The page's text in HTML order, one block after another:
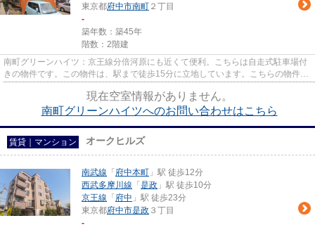
東京都府中市南町 ２丁目
-
築年数：築45年
階数：2階建
南町グリーンハイツ：京王線分倍河原にも近くて便利。こちらは自走式駐車場付
きの物件です。この物件は、駅まで徒歩15分に立地しています。こちらの物件は
現在空室情報がありません。
南町グリーンハイツへのお問い合わせはこちら
賃貸｜マンション オークヒルズ
南武線 「 府中本町 」駅 徒歩12分
西武多摩川線 「 是政 」駅 徒歩10分
京王線 「 府中 」駅 徒歩23分
東京都府中市是政 ３丁目
-